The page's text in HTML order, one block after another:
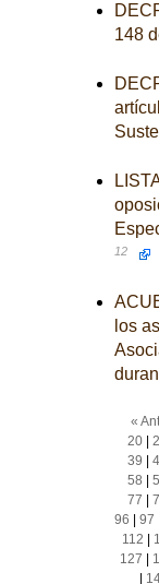
148
12
los
«
20|
39
58
77
96
97
112
127